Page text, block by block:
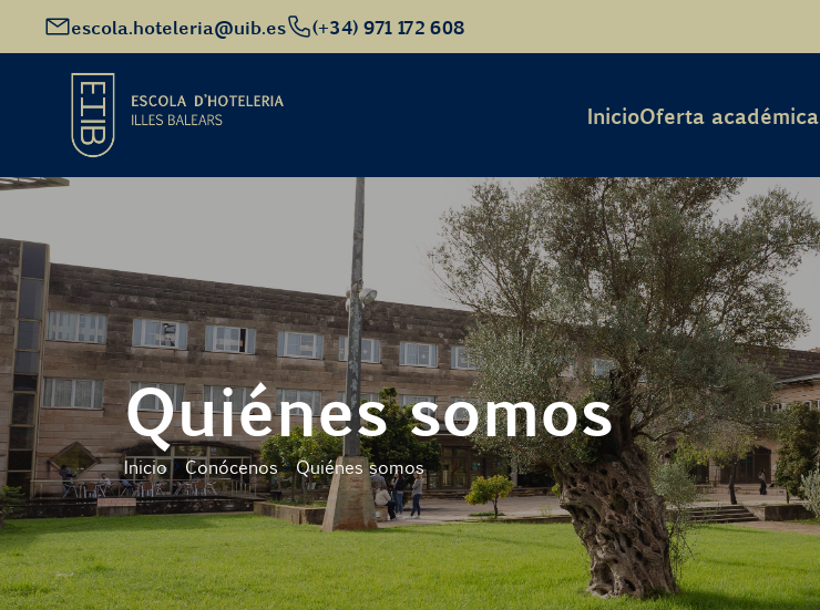
escola.hoteleria@uib.es (+34) 971 172 608
InicioOferta académica
Oferta académica
Futuro alumnado
EHIB y Empresa
Conócenos
Contacto
Uib
Quiénes somos
Inicio Conócenos Quiénes somos